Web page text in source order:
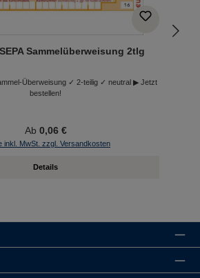
Sammelüberweisung 2tlg
Überweisung ✓ 2-teilig ✓ neutral ▶ Jetzt
bestellen!
Ab 0,06 €
inkl. MwSt. zzgl. Versandkosten
Details